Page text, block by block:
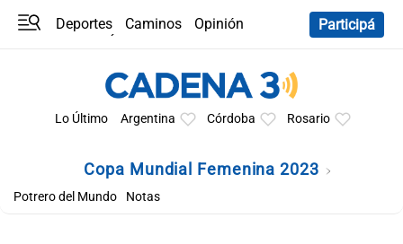
Deportes Caminos
Opinión
Participá
Lo Último Argentina Córdoba Rosario
Copa Mundial Femenina 2023
Potrero del Mundo Notas